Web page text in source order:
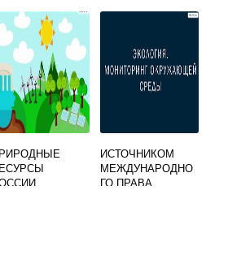
КОНСУМЕНТОВ И
ИСТОЧНИКОМ
МЕЖДУНАРОДНО
ГО ПРАВА